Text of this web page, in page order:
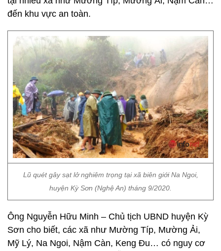
đến khu vực an toàn.
Lũ quét gây sạt lở nghiêm trọng tại xã biên giới Na Ngoi,
huyện Kỳ Sơn (Nghệ An) tháng 9/2020.
Ông Nguyễn Hữu Minh – Chủ tịch UBND huyện Kỳ
Sơn cho biết, các xã như Mường Típ, Mường Ải,
Mỹ Lý, Na Ngoi, Nậm Càn, Keng Đu… có nguy cơ